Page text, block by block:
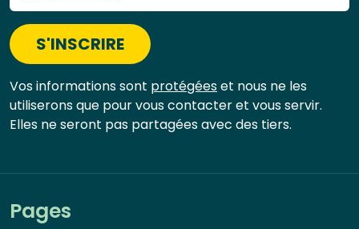
Pages
S'INSCRIRE
Vos informations sont protégéeset nous ne les
utiliserons que pour vous contacter et vous servir.
Elles ne seront pas partagées avec des tiers.